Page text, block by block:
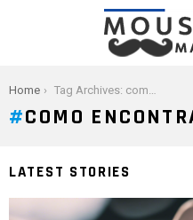
You are here:
Home Tag Archives: como encontrar
COMO
LATEST STORIES